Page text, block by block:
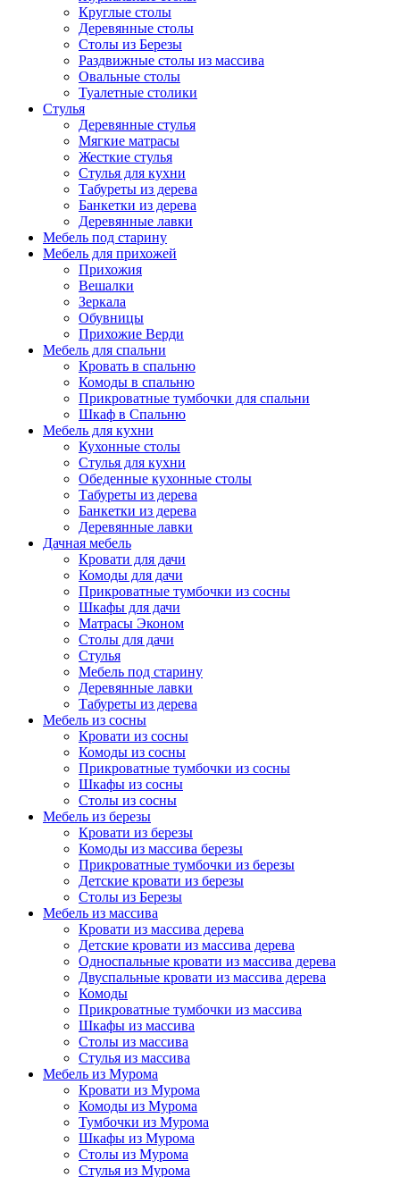
Круглые столы
Деревянные столы
Столы из Березы
Раздвижные столы из массива
Овальные столы
Туалетные столики
Стулья
Деревянные стулья
Мягкие матрасы
Жесткие стулья
Стулья для кухни
Табуреты из дерева
Банкетки из дерева
Деревянные лавки
Мебель под старину
Мебель для прихожей
Прихожия
Вешалки
Зеркала
Обувницы
Прихожие Верди
Мебель для спальни
Кровать в спальню
Комоды в спальню
Прикроватные тумбочки для спальни
Шкаф в Спальню
Мебель для кухни
Кухонные столы
Стулья для кухни
Обеденные кухонные столы
Табуреты из дерева
Банкетки из дерева
Деревянные лавки
Дачная мебель
Кровати для дачи
Комоды для дачи
Прикроватные тумбочки из сосны
Шкафы для дачи
Матрасы Эконом
Столы для дачи
Стулья
Мебель под старину
Деревянные лавки
Табуреты из дерева
Мебель из сосны
Кровати из сосны
Комоды из сосны
Прикроватные тумбочки из сосны
Шкафы из сосны
Столы из сосны
Мебель из березы
Кровати из березы
Комоды из массива березы
Прикроватные тумбочки из березы
Детские кровати из березы
Столы из Березы
Мебель из массива
Кровати из массива дерева
Детские кровати из массива дерева
Односпальные кровати из массива дерева
Двуспальные кровати из массива дерева
Комоды
Прикроватные тумбочки из массива
Шкафы из массива
Столы из массива
Стулья из массива
Мебель из Мурома
Кровати из Мурома
Комоды из Мурома
Тумбочки из Мурома
Шкафы из Мурома
Столы из Мурома
Стулья из Мурома